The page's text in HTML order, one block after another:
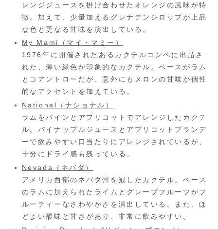
レンジジュースを掛け合わせたオレンジの風味が特
徴。加えて、少量加えるグレナデンシロップが上品
な色と更なる甘味を演出している。
My Mami（マイ・マミー）
1976年に開催されたあるカクテルコンペに出品さ
れた、薄い緑色が印象的なカクテル。ベースがラム
とコアントローだが、意外にもメロンの甘味が個性
的なアクセントを加えている。
National（ナショナル）
ラムをパインとアプリコットでアレンジしたカクテ
ル。パイナップルジュースとアプリコットブランデ
ーで飲みやすい口当たりにアレンジされているが、
十分にドライ感も残っている。
Nevada（ネバダ）
アメリカ西部のネバダ州を冠したカクテル。ベース
のラムに加えられたライムとグレープフルーツがフ
ルーティーなさわやかさを演出している。また、ほ
どよい酸味と甘さがあり、非常に飲みやすい。